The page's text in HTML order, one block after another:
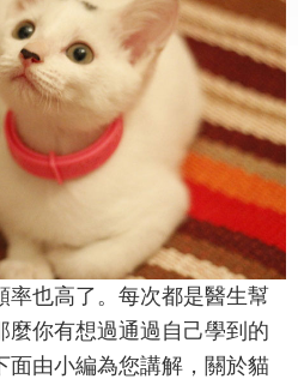
率也高了。每次都是醫生幫
麼你有想過通過自己學到的
面由小編為您講解，關於貓